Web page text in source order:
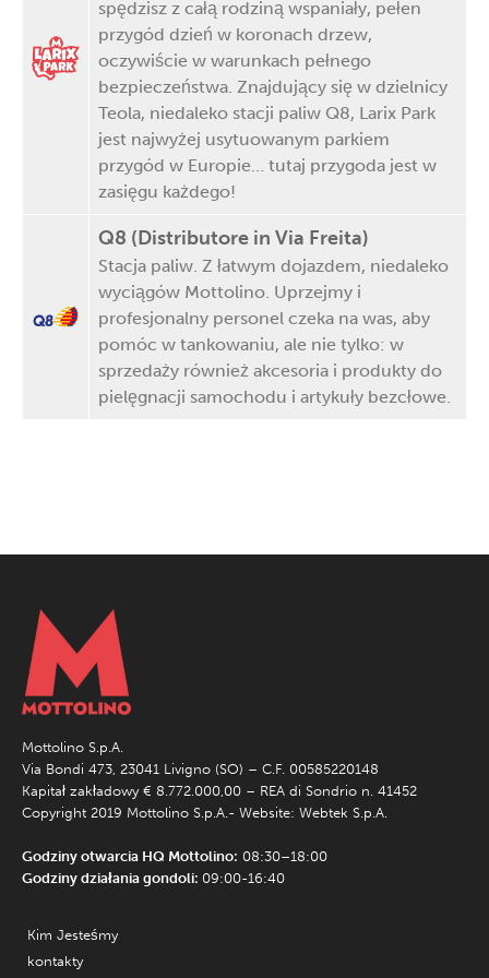
spędzisz z całą rodziną wspaniały, pełen
przygód dzień w koronach drzew,
oczywiście w warunkach pełnego
bezpieczeństwa. Znajdujący się w dzielnicy
Teola, niedaleko stacji paliw Q8, Larix Park
jest najwyżej usytuowanym parkiem
przygód w Europie… tutaj przygoda jest w
zasięgu każdego!
Q8 (Distributore in Via Freita)
Stacja paliw. Z łatwym dojazdem, niedaleko
wyciągów Mottolino. Uprzejmy i
profesjonalny personel czeka na was, aby
pomóc w tankowaniu, ale nie tylko: w
sprzedaży również akcesoria i produkty do
pielęgnacji samochodu i artykuły bezcłowe.
Mottolino S.p.A.
Via Bondi 473, 23041 Livigno (SO) – C.F. 00585220148
Kapitał zakładowy € 8.772.000,00 – REA di Sondrio n. 41452
Copyright 2019 Mottolino S.p.A.- Website: Webtek S.p.A.
Godziny otwarcia HQ Mottolino: 08:30–18:00
Godziny działania gondoli: 09:00-16:40
Kim Jesteśmy
kontakty